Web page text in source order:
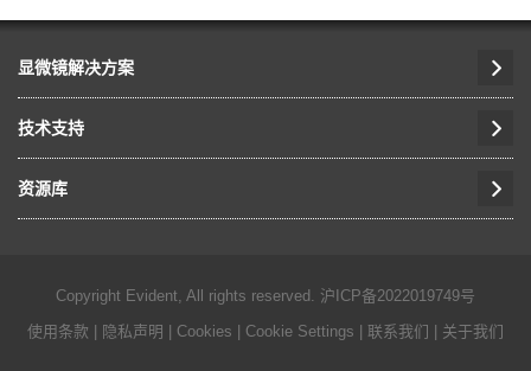
显微镜解决方案
技术支持
资源库
Copyright Evident, All rights reserved. 沪ICP备2022019749号
使用条款
隐私声明 Cookies Cookie Settings 联系我们 关于我们